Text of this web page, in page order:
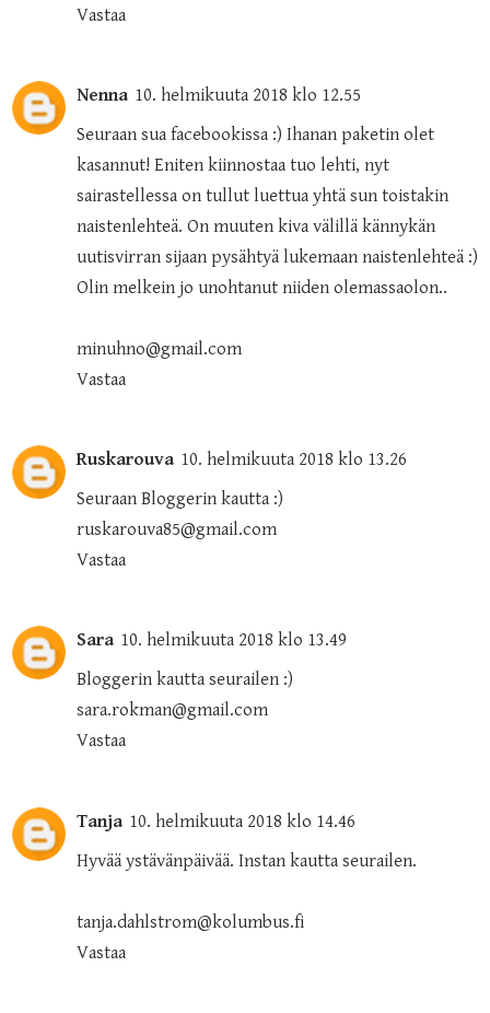
Vastaa
Nenna 10. helmikuuta 2018 klo 12.55
Seuraan sua facebookissa :) Ihanan paketin olet
kasannut! Eniten kiinnostaa tuo lehti, nyt
sairastellessa on tullut luettua yhtä sun toistakin
naistenlehteä. On muuten kiva välillä kännykän
uutisvirran sijaan pysähtyä lukemaan naistenlehteä :)
Olin melkein jo unohtanut niiden olemassaolon..
minuhno@gmail.com
Vastaa
Ruskarouva 10. helmikuuta 2018 klo 13.26
Seuraan Bloggerin kautta :)
ruskarouva85@gmail.com
Vastaa
Sara 10. helmikuuta 2018 klo 13.49
Bloggerin kautta seurailen :)
sara.rokman@gmail.com
Vastaa
Tanja 10. helmikuuta 2018 klo 14.46
Hyvää ystävänpäivää. Instan kautta seurailen.
tanja.dahlstrom@kolumbus.fi
Vastaa